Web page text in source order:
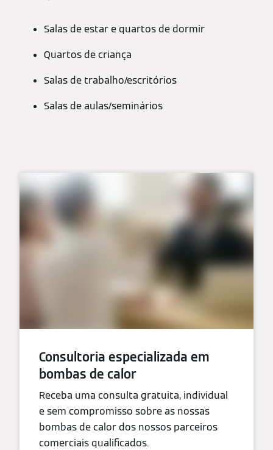
Salas de estar e quartos de dormir
Quartos de criança
Salas de trabalho/escritórios
Salas de aulas/seminários
Consultoria especializada em
bombas de calor
Receba uma consulta gratuita, individual
e sem compromisso sobre as nossas
bombas de calor dos nossos parceiros
comerciais qualificados.